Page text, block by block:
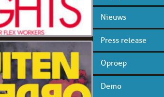
Nieuws
Press release
Oproep
Demo